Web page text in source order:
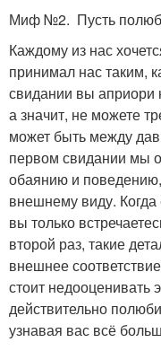
Миф №2. Пусть
Каждому из нас
принимал нас таким,
свидании вы априори
а значит, не можете
может быть между
первом свидании мы
обаянию и
внешнему виду.
вы только
второй раз, такие
внешнее
стоит недооценивать
действительно
узнавая вас всё